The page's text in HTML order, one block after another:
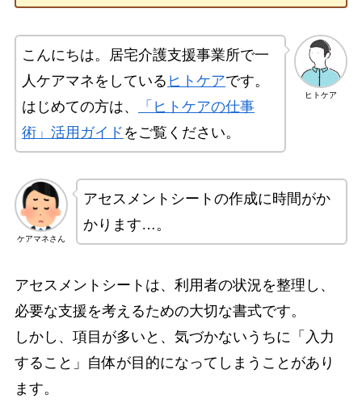
ヒトケア
こんにちは。居宅介護支援事業所で一
人ケアマネをしている ヒトケアです。
はじめての方は、
「ヒトケアの仕事
術」活用ガイド をご覧ください。
ケアマネさん
アセスメントシートの作成に時間がか
かります…。
アセスメントシートは、利用者の状況を整理し、
必要な支援を考えるための大切な書式です。
しかし、項目が多いと、気づかないうちに「入力
すること」自体が目的になってしまうことがあり
ます。